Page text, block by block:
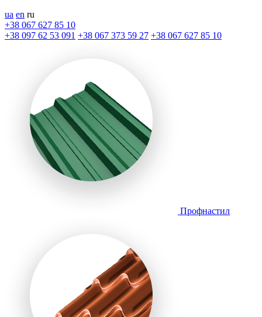
ua en ru
+38 067 627 85 10
+38 097 62 53 091 +38 067 373 59 27 +38 067 627 85 10
Профнастил